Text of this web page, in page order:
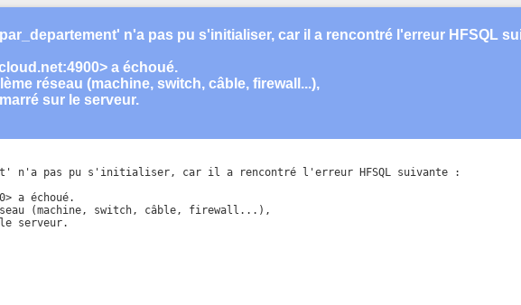
n'a pas pu s'initialiser, car il a rencontré l'erreur HFSQL
a échoué.
réseau (machine, switch, câble, firewall...),
sur le serveur.
n'a pas pu s'initialiser, car il a rencontré l'erreur HFSQL suivante :
a échoué.
(machine, switch, câble, firewall...),
serveur.